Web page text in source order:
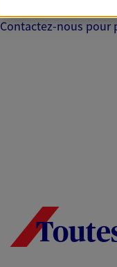
Contactez-nous pour